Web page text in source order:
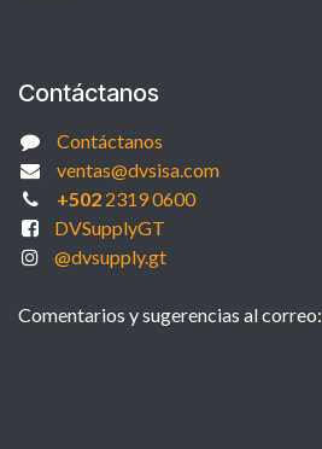
Contáctanos
Contáctanos
ventas@dvsisa.com
+5022319 0600
DVSupplyGT
@dvsupply.gt
Comentarios y sugerencias al correo: